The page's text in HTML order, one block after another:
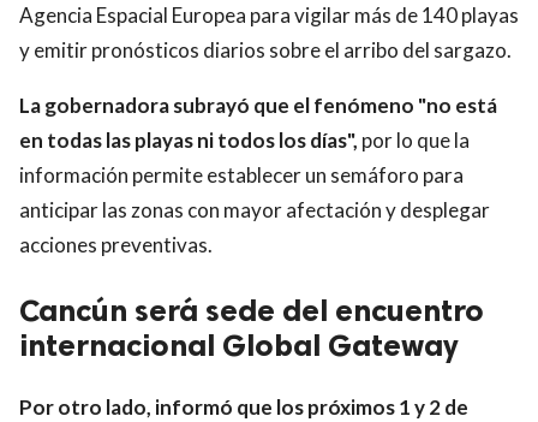
Agencia Espacial Europea para vigilar más de 140 playas
y emitir pronósticos diarios sobre el arribo del sargazo.
La gobernadora subrayó que el fenómeno "no está
en todas las playas ni todos los días", por lo que la
información permite establecer un semáforo para
anticipar las zonas con mayor afectación y desplegar
acciones preventivas.
Cancún será sede del encuentro
internacional Global Gateway
Por otro lado, informó que los próximos 1 y 2 de